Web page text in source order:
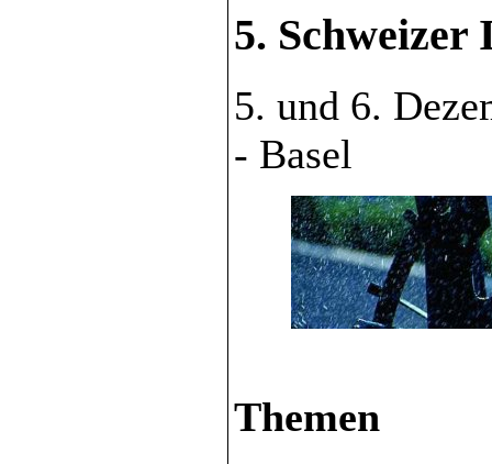
5.
5. und 6.
- Basel
Themen